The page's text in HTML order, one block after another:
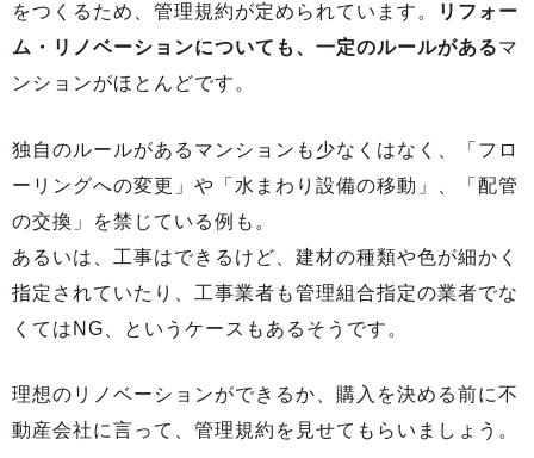
をつくるため、管理規約が定められています。
リフォー
ム・リノベーションについても、一定のルールがあるマ
ンションがほとんどです。
独自のルールがあるマンションも少なくはなく、「フロ
ーリングへの変更」や「水まわり設備の移動」、「配管
の交換」を禁じている例も。
あるいは、工事はできるけど、建材の種類や色が細かく
指定されていたり、工事業者も管理組合指定の業者でな
くてはNG、というケースもあるそうです。
理想のリノベーションができるか、購入を決める前に不
動産会社に言って、管理規約を見せてもらいましょう。